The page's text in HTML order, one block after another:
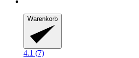
Warenkorb
4.1 (7)